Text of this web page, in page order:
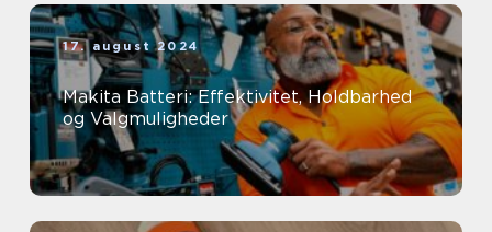
17. august 2024
Makita Batteri: Effektivitet, Holdbarhed
og Valgmuligheder